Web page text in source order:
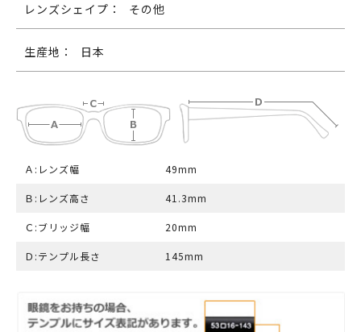
レンズシェイプ： その他
生産地： 日本
Ａ:レンズ幅 49mm
Ｂ:レンズ高さ 41.3mm
Ｃ:ブリッジ幅 20mm
Ｄ:テンプル長さ 145mm